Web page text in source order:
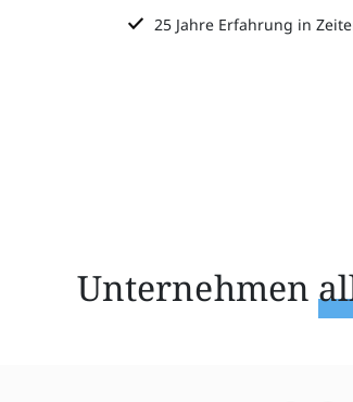
25 Jahre Erfahrung in
Unternehmen